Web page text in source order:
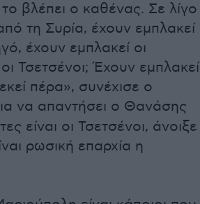
βλέπει ο καθένας. Σε λίγο
τη Συρία, έχουν εμπλακεί
έχουν εμπλακεί οι
Τσετσένοι; Έχουν εμπλακεί
πέρα», συνέχισε ο
να απαντήσει ο Θανάσης
είναι οι Τσετσένοι, άνοιξε
ρωσική επαρχία η